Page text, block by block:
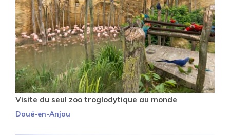
Visite du seul zoo troglodytique au monde
Doué-en-Anjou